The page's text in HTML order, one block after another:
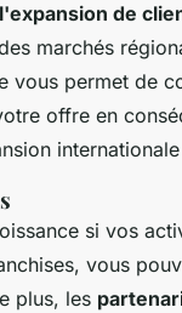
l'expansion de
marchés
vous permet de
offre en
si vos
vous
plus, les